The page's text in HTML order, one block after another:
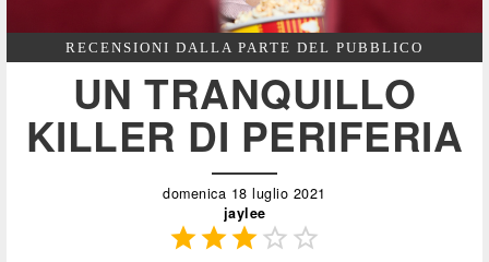
RECENSIONI DALLA PARTE DEL PUBBLICO
UN TRANQUILLO
KILLER DI PERIFERIA
domenica 18 luglio 2021
jaylee
 